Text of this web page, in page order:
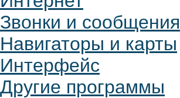
Звонки и сообщения
Навигаторы и карты
Интерфейс
Другие программы